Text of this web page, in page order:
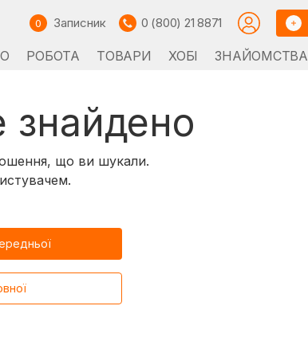
0 Записник 0 (800) 21 8871
РОБОТА ТОВАРИ ХОБІ ЗНАЙОМСТВА
що ви шукали.